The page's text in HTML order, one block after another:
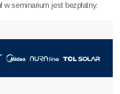
w seminarium jest bezpłatny.